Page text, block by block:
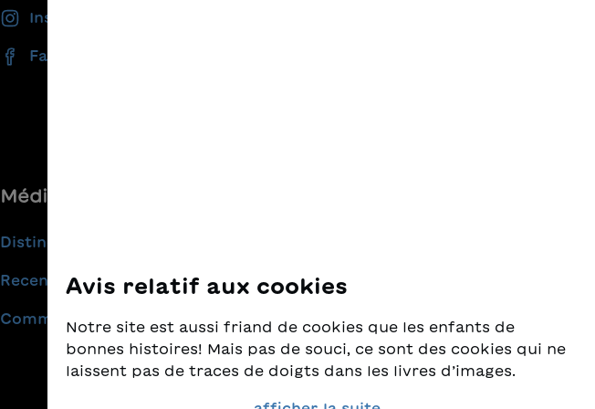
Instagram
Facebook
Médias
Distinctions
Recensions
Communiqués de presse
Avis relatif aux cookies
Notre site est aussi friand de cookies que les enfants de
bonnes histoires! Mais pas de souci, ce sont des cookies qui ne
laissent pas de traces de doigts dans les livres d’images.